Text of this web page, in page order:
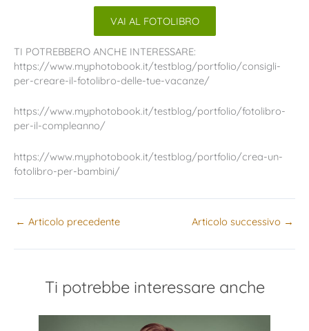
VAI AL FOTOLIBRO
TI POTREBBERO ANCHE INTERESSARE:
https://www.myphotobook.it/testblog/portfolio/consigli-
per-creare-il-fotolibro-delle-tue-vacanze/
https://www.myphotobook.it/testblog/portfolio/fotolibro-
per-il-compleanno/
https://www.myphotobook.it/testblog/portfolio/crea-un-
fotolibro-per-bambini/
← Articolo precedente Articolo successivo →
Ti potrebbe interessare anche